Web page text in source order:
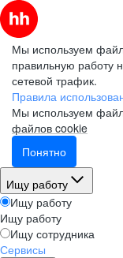
Мы используем
правильную работу
сетевой трафик.
Правила
Мы используем
файлов cookie
Понятно
Ищу работу
Ищу работу
Ищу работу
Ищу сотрудника
Сервисы